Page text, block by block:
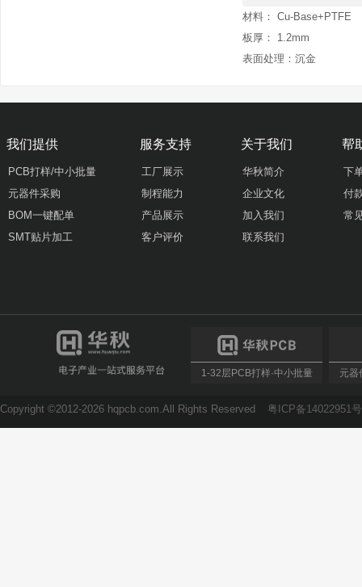
材料： Cu-Base+PTFE
板厚： 1.2mm
我们提供
PCB打样/中小批量
元器件采购
BOM一键配单
SMT贴片加工
服务支持
工厂展示
制程能力
产品展示
客户评价
关于我们
华秋简介
企业文化
加入我们
联系我们
帮
下
付
常
1-32层PCB打样·中小批量 元器
Copyright ©2012-2026 hqpcb.com.All Rights Reserved 粤ICP备14022951号